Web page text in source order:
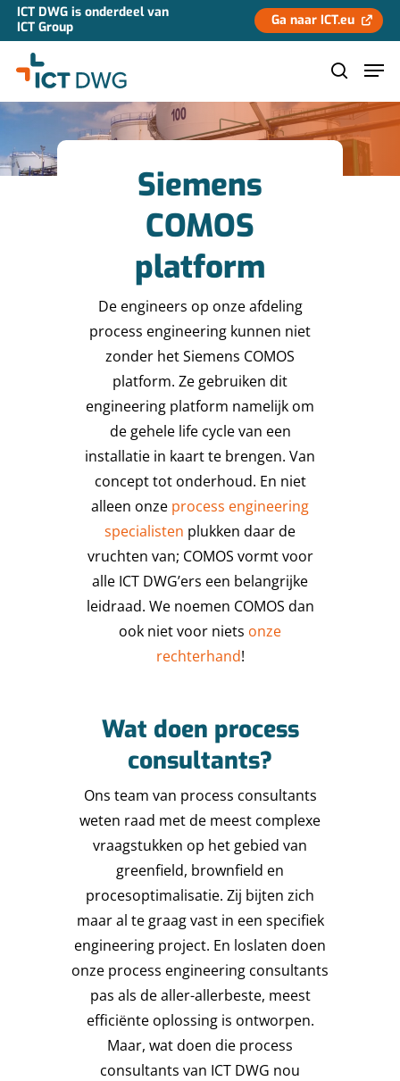
ICT DWG is onderdeel van
ICT Group
Ga naar ICT.eu
Siemens
COMOS
platform
De engineers op onze afdeling
process engineering kunnen niet
zonder het Siemens COMOS
platform. Ze gebruiken dit
engineering platform namelijk om
de gehele life cycle van een
installatie in kaart te brengen. Van
concept tot onderhoud. En niet
alleen onze process engineering
specialisten plukken daar de
vruchten van; COMOS vormt voor
alle ICT DWG’ers een belangrijke
leidraad. We noemen COMOS dan
ook niet voor niets onze
rechterhand!
Wat doen process
consultants?
Ons team van process consultants
weten raad met de meest complexe
vraagstukken op het gebied van
greenfield, brownfield en
procesoptimalisatie. Zij bijten zich
maar al te graag vast in een specifiek
engineering project. En loslaten doen
onze process engineering consultants
pas als de aller-allerbeste, meest
efficiënte oplossing is ontworpen.
Maar, wat doen die process
consultants van ICT DWG nou